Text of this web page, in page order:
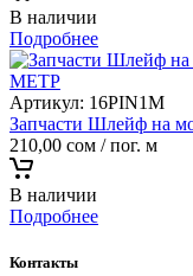
В наличии
Подробнее
Артикул: 16PIN1M
Запчасти Шлейф на
210,00 сом / пог. м
В наличии
Подробнее
Контакты